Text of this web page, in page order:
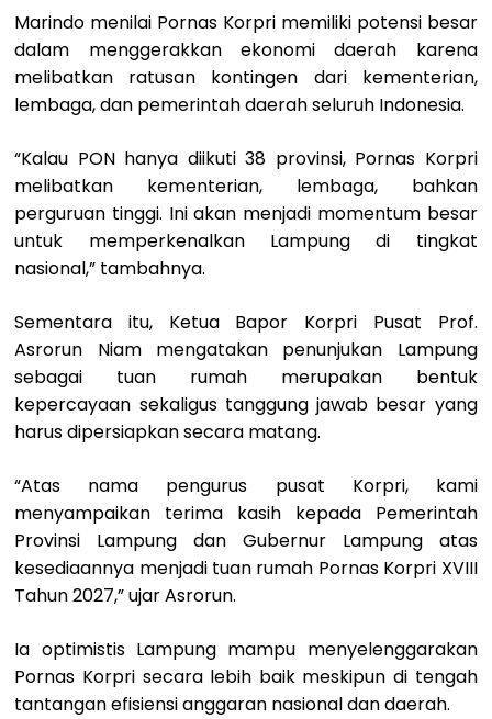
Marindo menilai Pornas Korpri memiliki potensi besar
dalam menggerakkan ekonomi daerah karena
melibatkan ratusan kontingen dari kementerian,
lembaga, dan pemerintah daerah seluruh Indonesia.
“Kalau PON hanya diikuti 38 provinsi, Pornas Korpri
melibatkan kementerian, lembaga, bahkan
perguruan tinggi. Ini akan menjadi momentum besar
untuk memperkenalkan Lampung di tingkat
nasional,” tambahnya.
Sementara itu, Ketua Bapor Korpri Pusat Prof.
Asrorun Niam mengatakan penunjukan Lampung
sebagai tuan rumah merupakan bentuk
kepercayaan sekaligus tanggung jawab besar yang
harus dipersiapkan secara matang.
“Atas nama pengurus pusat Korpri, kami
menyampaikan terima kasih kepada Pemerintah
Provinsi Lampung dan Gubernur Lampung atas
kesediaannya menjadi tuan rumah Pornas Korpri XVIII
Tahun 2027,” ujar Asrorun.
Ia optimistis Lampung mampu menyelenggarakan
Pornas Korpri secara lebih baik meskipun di tengah
tantangan efisiensi anggaran nasional dan daerah.